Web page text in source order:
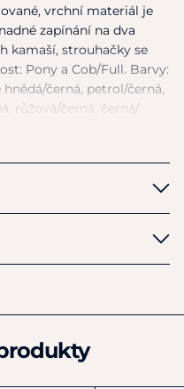
vrchní materiál je
zapínání na dva
kamaší, strouhačky se
Pony a Cob/Full. Barvy:
černá, petrol/černá,
růžová/černá, černá/